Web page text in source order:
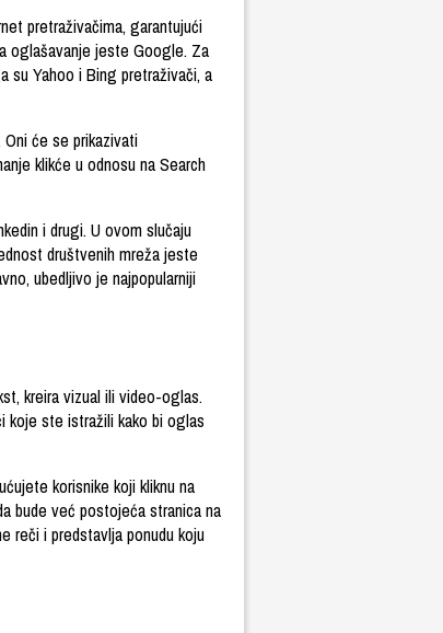
pretraživačima, garantujući
oglašavanje jeste Google. Za
su Yahoo i Bing pretraživači, a
će se prikazivati
klikće u odnosu na Search
i drugi. U ovom slučaju
društvenih mreža jeste
ubedljivo je najpopularniji
kreira vizual ili video-oglas.
koje ste istražili kako bi oglas
korisnike koji kliknu na
bude već postojeća stranica na
reči i predstavlja ponudu koju